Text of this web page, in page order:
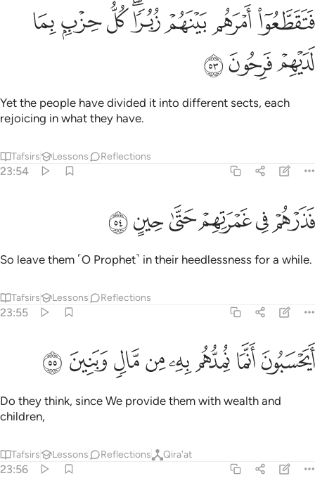
فتقطعوا امرهم بينهم زبرا كل حزب بما لديهم فرحون ٥٣
فَتَقَطَّعُوٓا۟ أَمْرَهُم بَيْنَهُمْ زُبُرًۭا ۖ كُلُّ حِزْبٍۭ بِمَا لَدَيْهِمْ فَرِحُونَ ٥٣
ﲧﲨﲩﲪﲫﲬﲭﲮ
ﲯﲰﲱ
Yet the people have divided it into different sects, each
rejoicing in what they have.
Tafsirs Lessons Reflections
23:54
فذرهم في غمرتهم حتى حين ٥٤
فَذَرْهُمْ فِى غَمْرَتِهِمْ حَتَّىٰ حِينٍ ٥٤
ﲲﲳﲴﲵﲶﲷ
So leave them ˹O Prophet˺ in their heedlessness for a while.
Tafsirs Lessons Reflections
23:55
ايحسبون انما نمدهم به من مال وبنين ٥٥
أَيَحْسَبُونَ أَنَّمَا نُمِدُّهُم بِهِۦ مِن مَّالٍۢ وَبَنِينَ ٥٥
ﲸﲹﲺﲻﲼﲽﲾﲿ
Do they think, since We provide them with wealth and
children,
Tafsirs Lessons Reflections Qira'at
23:56